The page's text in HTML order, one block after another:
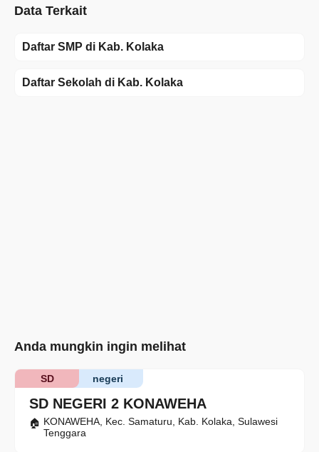
Data Terkait
Daftar SMP di Kab. Kolaka
Daftar Sekolah di Kab. Kolaka
Anda mungkin ingin melihat
SD NEGERI 2 KONAWEHA
negeri
SD
KONAWEHA, Kec. Samaturu, Kab. Kolaka, Sulawesi
Tenggara